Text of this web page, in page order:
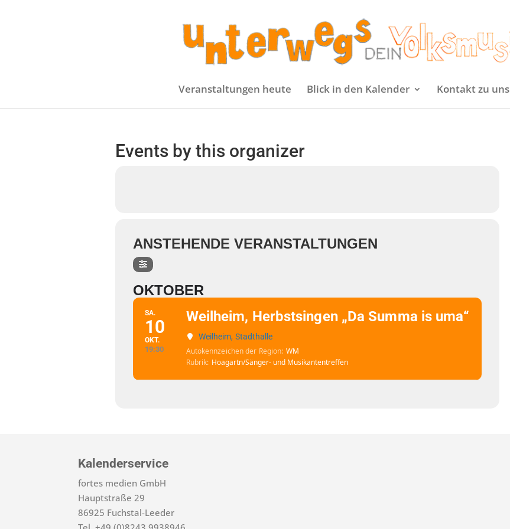
Veranstaltungen heute Blick in den Kalender Kontakt zu uns
Events by this organizer
ANSTEHENDE VERANSTALTUNGEN
OKTOBER
SA.
10
OKT.
19:30
Weilheim, Herbstsingen „Da Summa is uma“
Weilheim, Stadthalle
Autokennzeichen der Region WM
Rubrik Hoagartn/Sänger- und Musikantentreffen
Kalenderservice
fortes medien GmbH
Hauptstraße 29
86925 Fuchstal-Leeder